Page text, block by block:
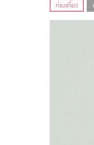
ท่องเที่ยว